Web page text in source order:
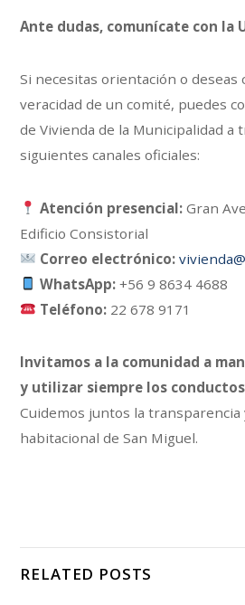
Ante dudas, comunícate con la
Si necesitas orientación o deseas
veracidad de un comité, puedes
de Vivienda de la Municipalidad a
siguientes canales oficiales:
Atención presencial:Gran
Edificio Consistorial
Correo electrónico:
WhatsApp:+56 9 8634 4688
Teléfono:22 678 9171
Invitamos a la comunidad a
y utilizar siempre los
Cuidemos juntos la transparencia
habitacional de San Miguel.
RELATED POSTS